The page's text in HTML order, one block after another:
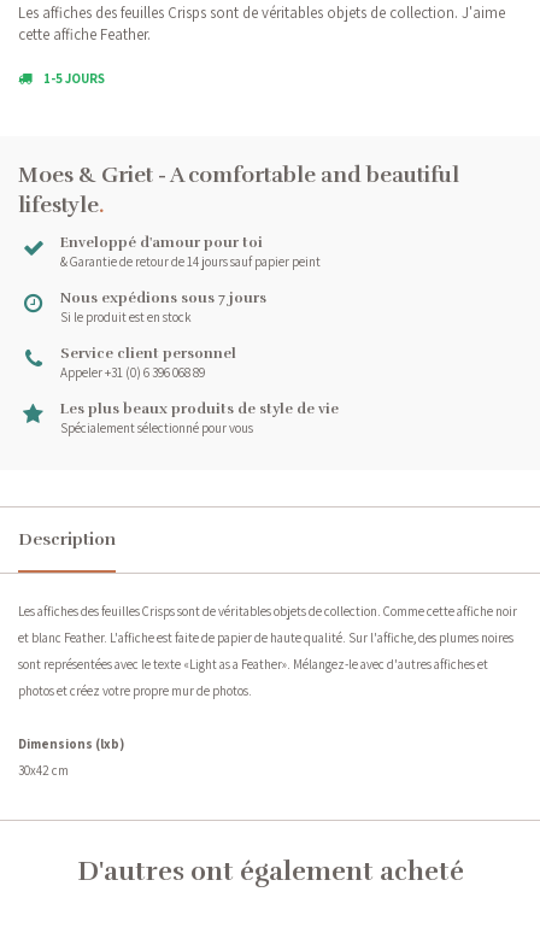
Les affiches des feuilles Crisps sont de véritables objets de collection. J'aime
cette affiche Feather.
1-5 JOURS
Moes & Griet - A comfortable and beautiful
lifestyle.
Enveloppé d'amour pour toi
& Garantie de retour de 14 jours sauf papier peint
Nous expédions sous 7 jours
Si le produit est en stock
Service client personnel
Appeler +31 (0) 6 396 068 89
Les plus beaux produits de style de vie
Spécialement sélectionné pour vous
Description
Les affiches des feuilles Crisps sont de véritables objets de collection. Comme cette affiche noir
et blanc Feather. L'affiche est faite de papier de haute qualité. Sur l'affiche, des plumes noires
sont représentées avec le texte «Light as a Feather». Mélangez-le avec d'autres affiches et
photos et créez votre propre mur de photos.
Dimensions (lxb)
30x42 cm
D'autres ont également acheté